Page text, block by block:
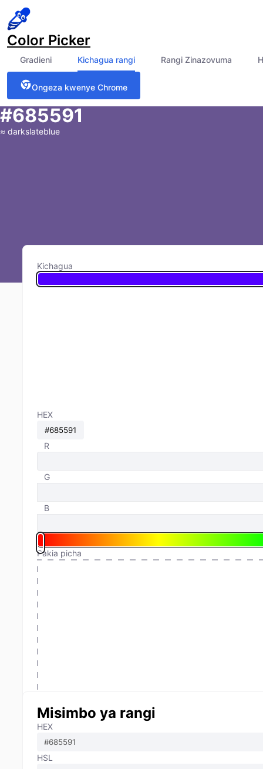
Color Picker
Gradieni Kichagua rangi Rangi Zinazovuma
Ongeza kwenye Chrome
#685591
≈ darkslateblue
Kichagua
HEX
R
G
B
Pakia picha
Misimbo ya rangi
HEX
HSL